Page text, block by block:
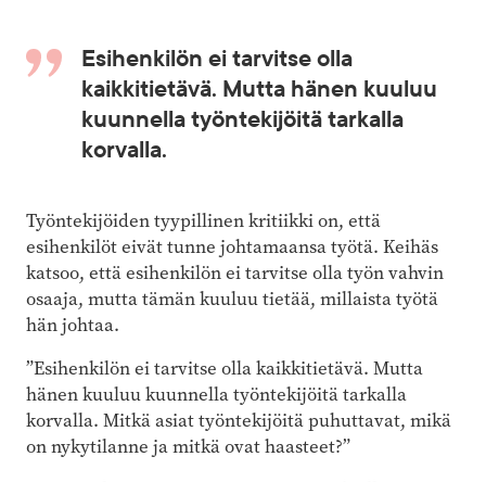
Esihenkilön ei tarvitse olla
kaikkitietävä. Mutta hänen kuuluu
kuunnella työntekijöitä tarkalla
korvalla.
Työntekijöiden tyypillinen kritiikki on, että
esihenkilöt eivät tunne johtamaansa työtä. Keihäs
katsoo, että esihenkilön ei tarvitse olla työn vahvin
osaaja, mutta tämän kuuluu tietää, millaista työtä
hän johtaa.
”Esihenkilön ei tarvitse olla kaikkitietävä. Mutta
hänen kuuluu kuunnella työntekijöitä tarkalla
korvalla. Mitkä asiat työntekijöitä puhuttavat, mikä
on nykytilanne ja mitkä ovat haasteet?”